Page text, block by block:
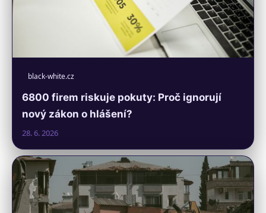
black-white.cz
6800 firem riskuje pokuty: Proč ignorují
nový zákon o hlášení?
28. 6. 2026